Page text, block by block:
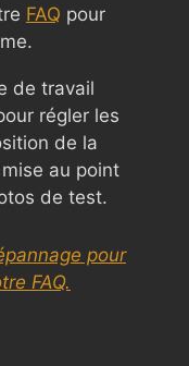
FAQ pour
de travail
régler les
de la
au point
de test.
pour
FAQ.